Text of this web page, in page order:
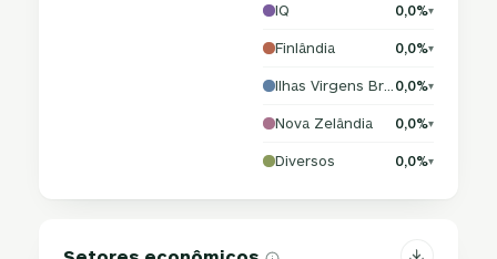
IQ 0,0%▾
Finlândia 0,0%▾
0,0%▾
Nova Zelândia 0,0%▾
Diversos 0,0%▾